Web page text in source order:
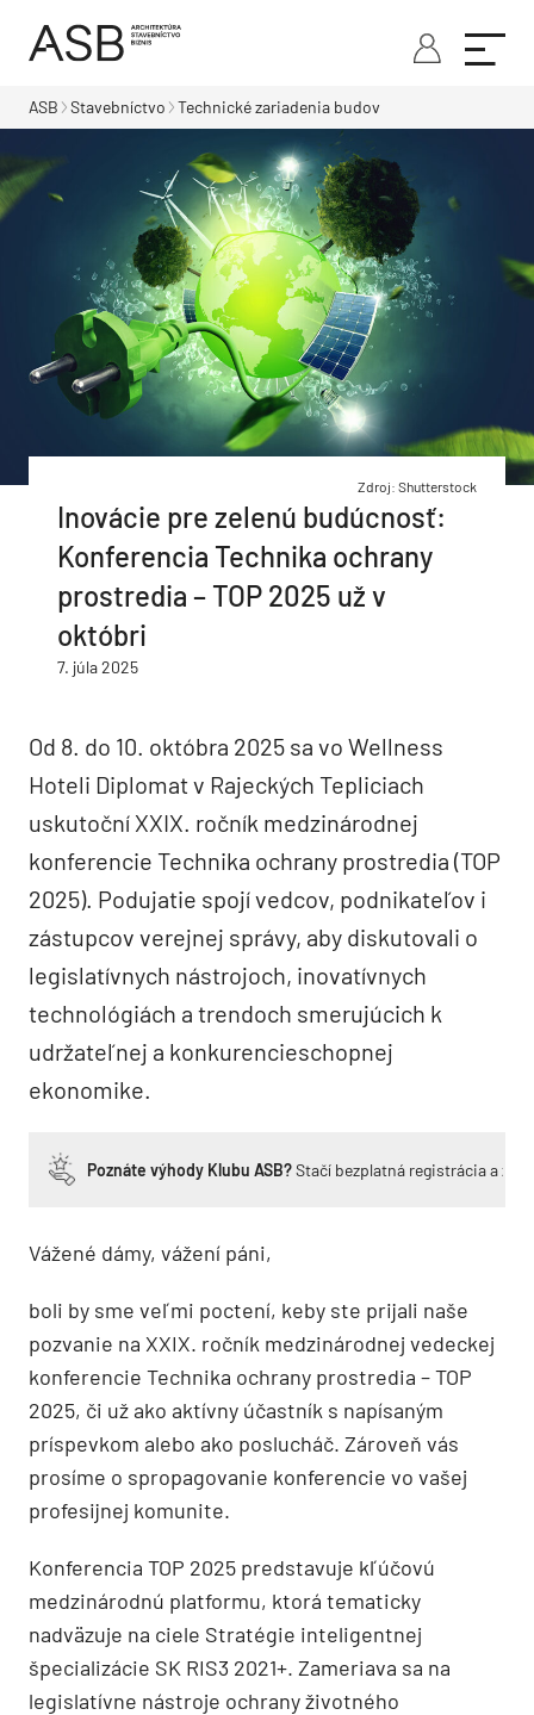
ASB Stavebníctvo Technické zariadenia budov
Zdroj: Shutterstock
Inovácie pre zelenú budúcnosť:
Konferencia Technika ochrany
prostredia – TOP 2025 už v
októbri
7. júla 2025
Od 8. do 10. októbra 2025 sa vo Wellness
Hoteli Diplomat v Rajeckých Tepliciach
uskutoční XXIX. ročník medzinárodnej
konferencie Technika ochrany prostredia (TOP
2025). Podujatie spojí vedcov, podnikateľov i
zástupcov verejnej správy, aby diskutovali o
legislatívnych nástrojoch, inovatívnych
technológiách a trendoch smerujúcich k
udržateľnej a konkurencieschopnej
ekonomike.
Poznáte výhody Klubu ASB?Stačí bezplatná registrácia a
Vážené dámy, vážení páni,
boli by sme veľmi poctení, keby ste prijali naše
pozvanie na XXIX. ročník medzinárodnej vedeckej
konferencie Technika ochrany prostredia – TOP
2025, či už ako aktívny účastník s napísaným
príspevkom alebo ako poslucháč. Zároveň vás
prosíme o spropagovanie konferencie vo vašej
profesijnej komunite.
Konferencia TOP 2025 predstavuje kľúčovú
medzinárodnú platformu, ktorá tematicky
nadväzuje na ciele Stratégie inteligentnej
špecializácie SK RIS3 2021+. Zameriava sa na
legislatívne nástroje ochrany životného